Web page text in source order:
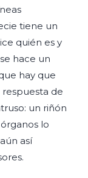
tiene un
quién es y
hace un
hay que
respuesta de
un riñón
lo
así